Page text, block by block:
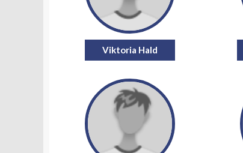
Viktoria Hald